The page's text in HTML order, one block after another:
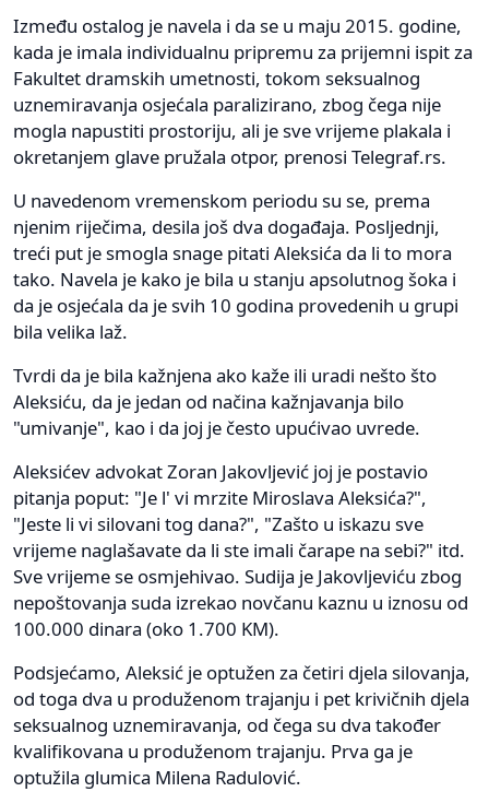
Između ostalog je navela i da se u maju 2015. godine,
kada je imala individualnu pripremu za prijemni ispit za
Fakultet dramskih umetnosti, tokom seksualnog
uznemiravanja osjećala paralizirano, zbog čega nije
mogla napustiti prostoriju, ali je sve vrijeme plakala i
okretanjem glave pružala otpor, prenosi Telegraf.rs.
U navedenom vremenskom periodu su se, prema
njenim riječima, desila još dva događaja. Posljednji,
treći put je smogla snage pitati Aleksića da li to mora
tako. Navela je kako je bila u stanju apsolutnog šoka i
da je osjećala da je svih 10 godina provedenih u grupi
bila velika laž.
Tvrdi da je bila kažnjena ako kaže ili uradi nešto što
Aleksiću, da je jedan od načina kažnjavanja bilo
"umivanje", kao i da joj je često upućivao uvrede.
Aleksićev advokat Zoran Jakovljević joj je postavio
pitanja poput: "Je l' vi mrzite Miroslava Aleksića?",
"Jeste li vi silovani tog dana?", "Zašto u iskazu sve
vrijeme naglašavate da li ste imali čarape na sebi?" itd.
Sve vrijeme se osmjehivao. Sudija je Jakovljeviću zbog
nepoštovanja suda izrekao novčanu kaznu u iznosu od
100.000 dinara (oko 1.700 KM).
Podsjećamo, Aleksić je optužen za četiri djela silovanja,
od toga dva u produženom trajanju i pet krivičnih djela
seksualnog uznemiravanja, od čega su dva također
kvalifikovana u produženom trajanju. Prva ga je
optužila glumica Milena Radulović.